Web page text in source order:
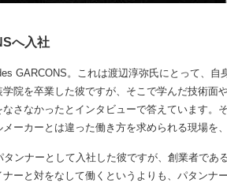
へ入社
GARCONS。これは渡辺淳弥氏にとって、自
院を卒業した彼ですが、そこで学んだ技術面
さなかったとインタビューで答えています。
ーカーとは違った働き方を求められる現場を
ンナーとして入社した彼ですが、創業者であ
ーと対をなして働くというよりも、パタンナ